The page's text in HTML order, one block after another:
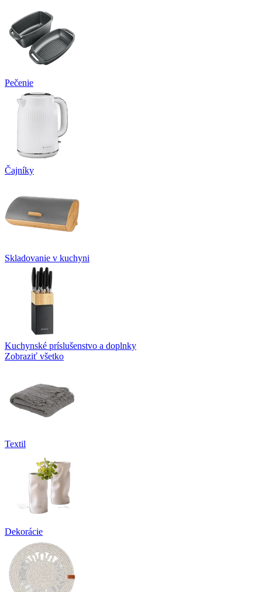
Pečenie
Čajníky
Skladovanie v kuchyni
Kuchynské príslušenstvo a doplnky
Zobraziť všetko
Textil
Dekorácie